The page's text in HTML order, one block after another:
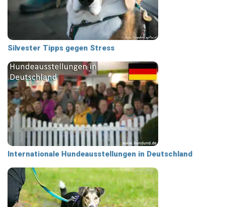
Silvester Tipps gegen Stress
Internationale Hundeausstellungen in Deutschland